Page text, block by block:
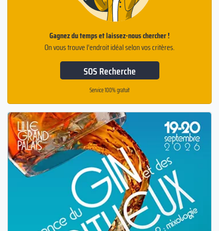
Gagnez du temps et laissez-nous chercher !
On vous trouve l’endroit idéal selon vos critères.
SOS Recherche
Service 100% gratuit